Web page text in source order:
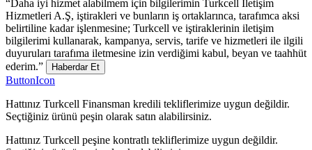
“Daha iyi hizmet alabilmem için bilgilerimin Turkcell İletişim
Hizmetleri A.Ş, iştirakleri ve bunların iş ortaklarınca, tarafımca aksi
belirtiline kadar işlenmesine; Turkcell ve iştiraklerinin iletişim
bilgilerimi kullanarak, kampanya, servis, tarife ve hizmetleri ile ilgili
duyuruları tarafıma iletmesine izin verdiğimi kabul, beyan ve taahhüt
ederim.”
Haberdar Et
ButtonIcon
Hattınız Turkcell Finansman kredili tekliflerimize uygun değildir.
Seçtiğiniz ürünü peşin olarak satın alabilirsiniz.
Hattınız Turkcell peşine kontratlı tekliflerimize uygun değildir.